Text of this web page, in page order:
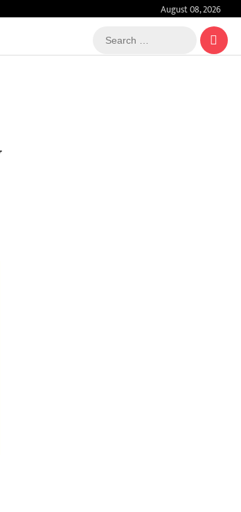
August 08, 2026
Search
…